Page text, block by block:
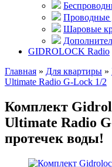
Проводные
Шаровые
GIDROLOCK Radio
Главная » Для квартиры »
Ultimate Radio G-Lock 1/2
Комплект
Ultimate Radio
протечек воды!